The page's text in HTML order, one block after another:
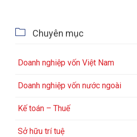
 Chuyên mục
Doanh nghiệp vốn Việt Nam
Doanh nghiệp vốn nước ngoài
Kế toán – Thuế
Sở hữu trí tuệ